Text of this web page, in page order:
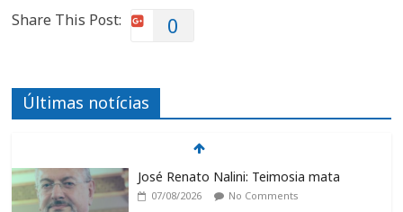
Share This Post: 0
Últimas notícias
José Renato Nalini: Teimosia mata
07/08/2026 No Comments